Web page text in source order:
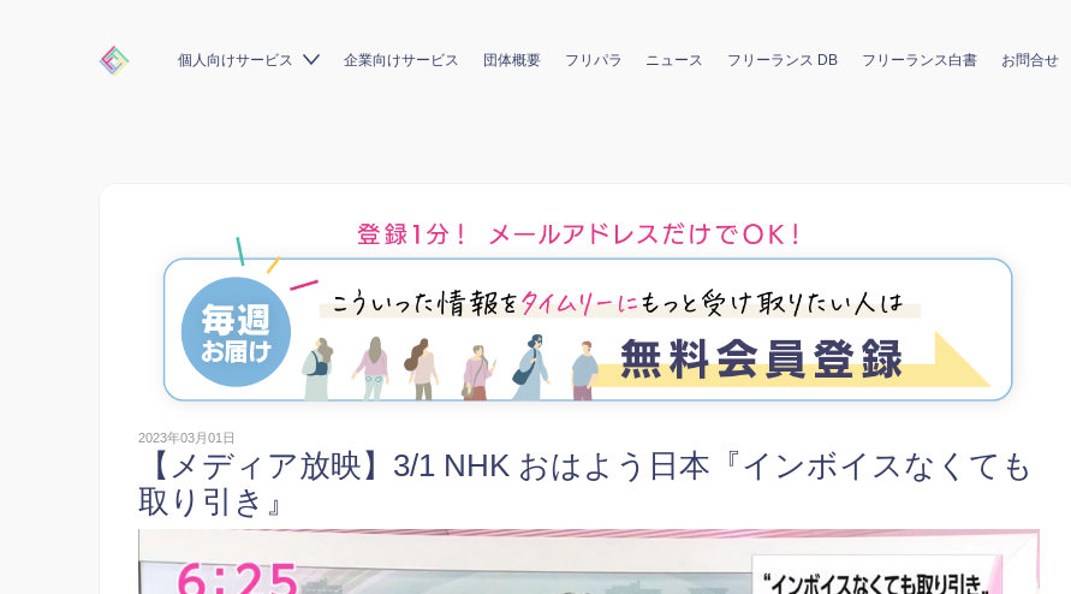
個人向けサービス 企業向けサービス 団体概要 フリパラ ニュース フリーランス DB フリーランス白書 お問合せ
2023年03月01日
【メディア放映】3/1 NHK おはよう日本『インボイスなくても
取り引き』